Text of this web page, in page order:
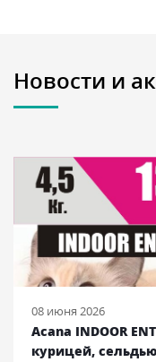
Новости и
08 июня 2026
Acana INDOOR
курицей,